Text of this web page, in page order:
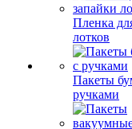
Пленка
лотков
Пакеты
ручками